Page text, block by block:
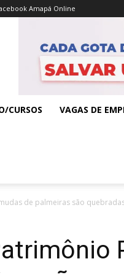
Amapá Online
CURSOS VAGAS DE
de palmeiras são